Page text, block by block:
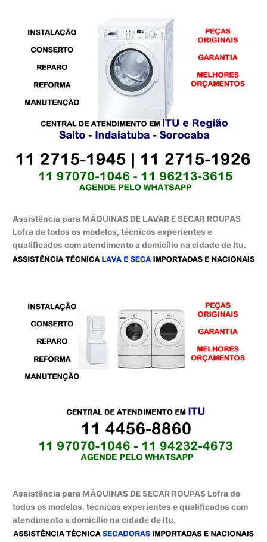
Assistência para MÁQUINAS DE LAVAR E SECAR ROUPAS
Lofra de todos os modelos, técnicos experientes e
qualificados com atendimento a domicílio na cidade de Itu.
Assistência para MÁQUINAS DE SECAR ROUPAS Lofra de
todos os modelos, técnicos experientes e qualificados com
atendimento a domicílio na cidade de Itu.